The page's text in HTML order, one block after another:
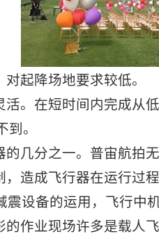
起降场地要求较低。
。在短时间内完成从
。
几分之一。普宙航拍
造成飞行器在运行过
设备的运用，飞行中
作业现场许多是载人